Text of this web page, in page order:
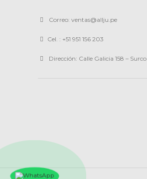
Correo: ventas@allju.pe
Cel. : +51 951 156 203
Dirección: Calle Galicia 158 – Surco